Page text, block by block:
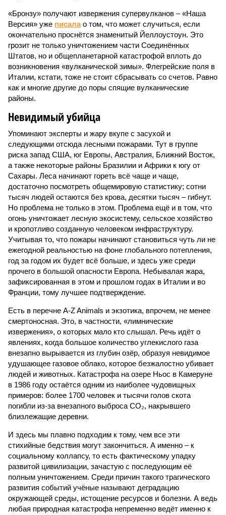
«Бронзу» получают извержения супервулканов – «Наша
Версия» уже писалао том, что может случиться, если
окончательно проснётся знаменитый Йеллоустоун. Это
грозит не только уничтожением части Соединённых
Штатов, но и общепланетарной катастрофой вплоть до
возникновения «вулканической зимы». Флегрейские поля в
Италии, кстати, тоже не стоит сбрасывать со счетов. Равно
как и многие другие до поры спящие вулканические
районы.
Невидимый убийца
Упоминают эксперты и жару вкупе с засухой и
следующими отсюда лесными пожарами. Тут в группе
риска запад США, юг Европы, Австралия, Ближний Восток,
а также некоторые районы Бразилии и Африки к югу от
Сахары. Леса начинают гореть всё чаще и чаще,
достаточно посмотреть общемировую статистику; сотни
тысяч людей остаются без крова, десятки тысяч – гибнут.
Но проблема не только в этом. Проблема ещё и в том, что
огонь уничтожает лесную экосистему, сельское хозяйство
и кропотливо созданную человеком инфраструктуру.
Учитывая то, что пожары начинают становиться чуть ли не
ежегодной реальностью на фоне глобального потепления,
год за годом их будет всё больше, и здесь уже среди
прочего в большой опасности Европа. Небывалая жара,
зафиксированная в этом и прошлом годах в Италии и во
Франции, тому лучшее подтверждение.
Есть в перечне A-Z Animals и экзотика, впрочем, не менее
смертоносная. Это, в частности, «лимнические
извержения», о которых мало кто слышал. Речь идёт о
явлениях, когда большое количество углекислого газа
внезапно вырывается из глубин озёр, образуя невидимое
удушающее газовое облако, которое безжалостно убивает
людей и животных. Катастрофа на озере Ньос в Камеруне
в 1986 году остаётся одним из наиболее чудовищных
примеров: более 1700 человек и тысячи голов скота
погибли из-за внезапного выброса CO₂, накрывшего
близлежащие деревни.
И здесь мы плавно подходим к тому, чем все эти
стихийные бедствия могут закончиться. А именно – к
социальному коллапсу, то есть фактическому упадку
развитой цивилизации, зачастую с последующим её
полным уничтожением. Среди причин такого трагического
развития событий учёные называют деградацию
окружающей среды, истощение ресурсов и болезни. А ведь
любая природная катастрофа непременно ведёт именно к